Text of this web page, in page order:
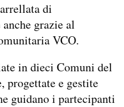
di
grazie al
VCO.
in dieci Comuni del
progettate e gestite
guidano i partecipanti